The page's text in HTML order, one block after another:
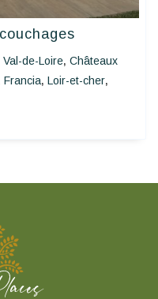
de-Loire, Châteaux
Francia, Loir-et-cher,